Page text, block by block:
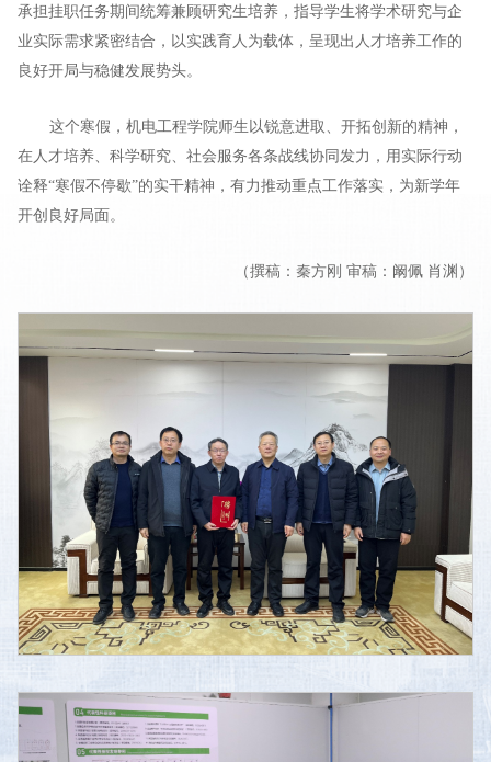
承担挂职任务期间统筹兼顾研究生培养，指导学生将学术研究与企
业实际需求紧密结合，以实践育人为载体，呈现出人才培养工作的
良好开局与稳健发展势头。
这个寒假，机电工程学院师生以锐意进取、开拓创新的精神，
在人才培养、科学研究、社会服务各条战线协同发力，用实际行动
诠释“寒假不停歇”的实干精神，有力推动重点工作落实，为新学年
开创良好局面。
（撰稿：秦方刚 审稿：阚佩 肖渊）